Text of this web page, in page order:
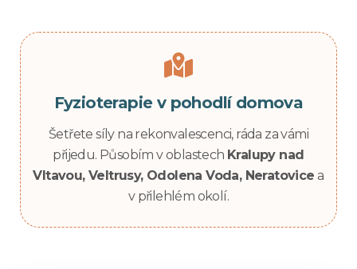
Fyzioterapie v pohodlí domova
Šetřete síly na rekonvalescenci, ráda za vámi
přijedu. Působím v oblastech Kralupy nad
Vltavou, Veltrusy, Odolena Voda, Neratovice a
v přilehlém okolí.